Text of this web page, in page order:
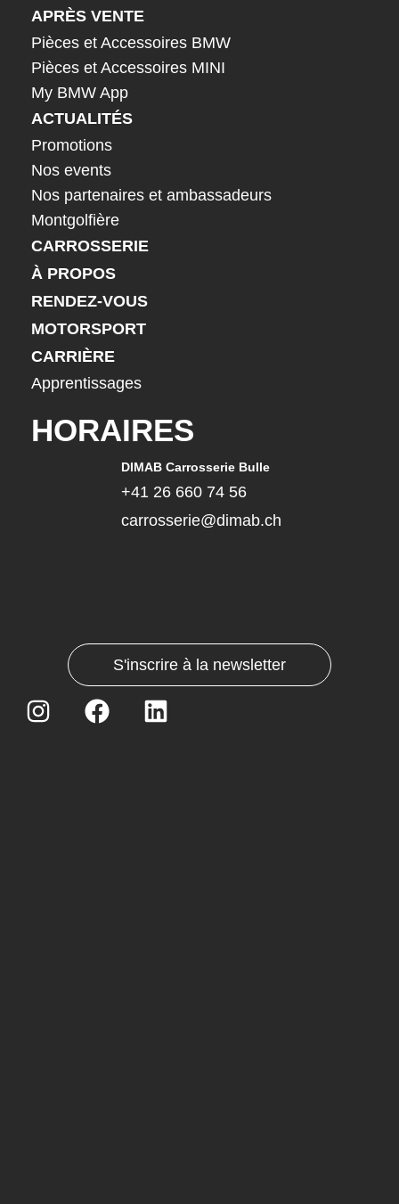
APRÈS VENTE
Pièces et Accessoires BMW
Pièces et Accessoires MINI
My BMW App
ACTUALITÉS
Promotions
Nos events
Nos partenaires et ambassadeurs
Montgolfière
CARROSSERIE
À PROPOS
RENDEZ-VOUS
MOTORSPORT
CARRIÈRE
Apprentissages
HORAIRES
DIMAB Carrosserie Bulle
+41 26 660 74 56
carrosserie@dimab.ch
S'inscrire à la newsletter